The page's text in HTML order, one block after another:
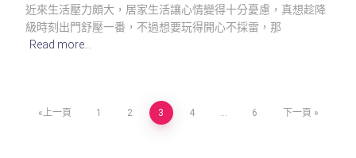
近來生活壓力頗大，居家生活讓心情變得十分憂慮，真想趁降
級時刻出門舒壓一番，不過想要玩得開心不採雷，那
Read more…
文上一頁 1 2 3 4 ... 6 下一頁